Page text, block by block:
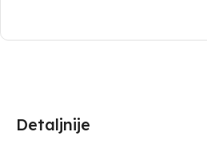
Detaljnije